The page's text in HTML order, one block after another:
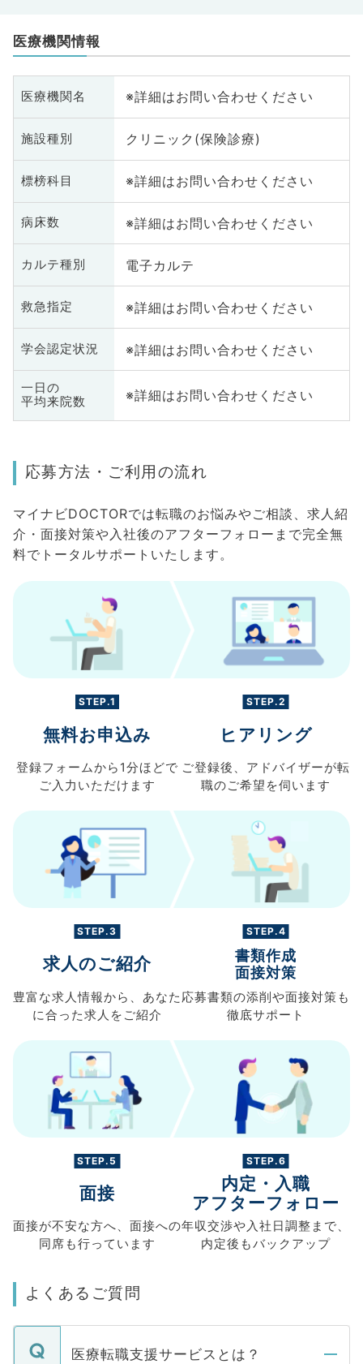
医療機関情報
医療機関名 ※詳細はお問い合わせください
施設種別 クリニック(保険診療)
標榜科目 ※詳細はお問い合わせください
病床数 ※詳細はお問い合わせください
カルテ種別 電子カルテ
救急指定 ※詳細はお問い合わせください
学会認定状況 ※詳細はお問い合わせください
一日の
平均来院数
※詳細はお問い合わせください
応募方法・ご利用の流れ
マイナビDOCTORでは転職のお悩みやご相談、求人紹
介・面接対策や入社後のアフターフォローまで完全無
料でトータルサポートいたします。
STEP.1
無料お申込み
登録フォームから 1分ほどで
ご入力 いただけます
STEP.2
ヒアリング
ご登録後、 アドバイザーが転
職のご希望を伺います
STEP.3
求人のご紹介
豊富な求人情報から、 あなた
に合った求人を ご紹介
STEP.4
書類作成
面接対策
応募書類の添削や面接対策も
徹底サポート
STEP.5
面接
面接が不安な方へ、 面接への
同席も行っています
STEP.6
内定・入職
アフターフォロー
年収交渉や入社日調整まで、
内定後もバックアップ
よくあるご質問
医療転職支援サービスとは？